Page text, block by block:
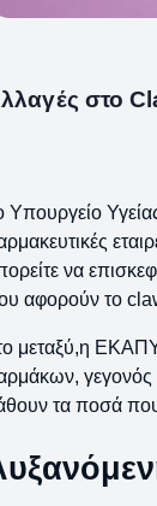
στο
Υπουργείο
να
αφορούν το
μεταξύ,η
τα ποσά